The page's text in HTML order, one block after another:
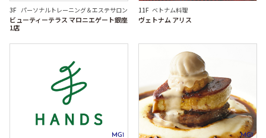
3F パーソナルトレーニング＆エステサロン
ビューティーテラス マロニエゲート銀座
1店
11F ベトナム料理
ヴェトナム アリス
MG1 MG1